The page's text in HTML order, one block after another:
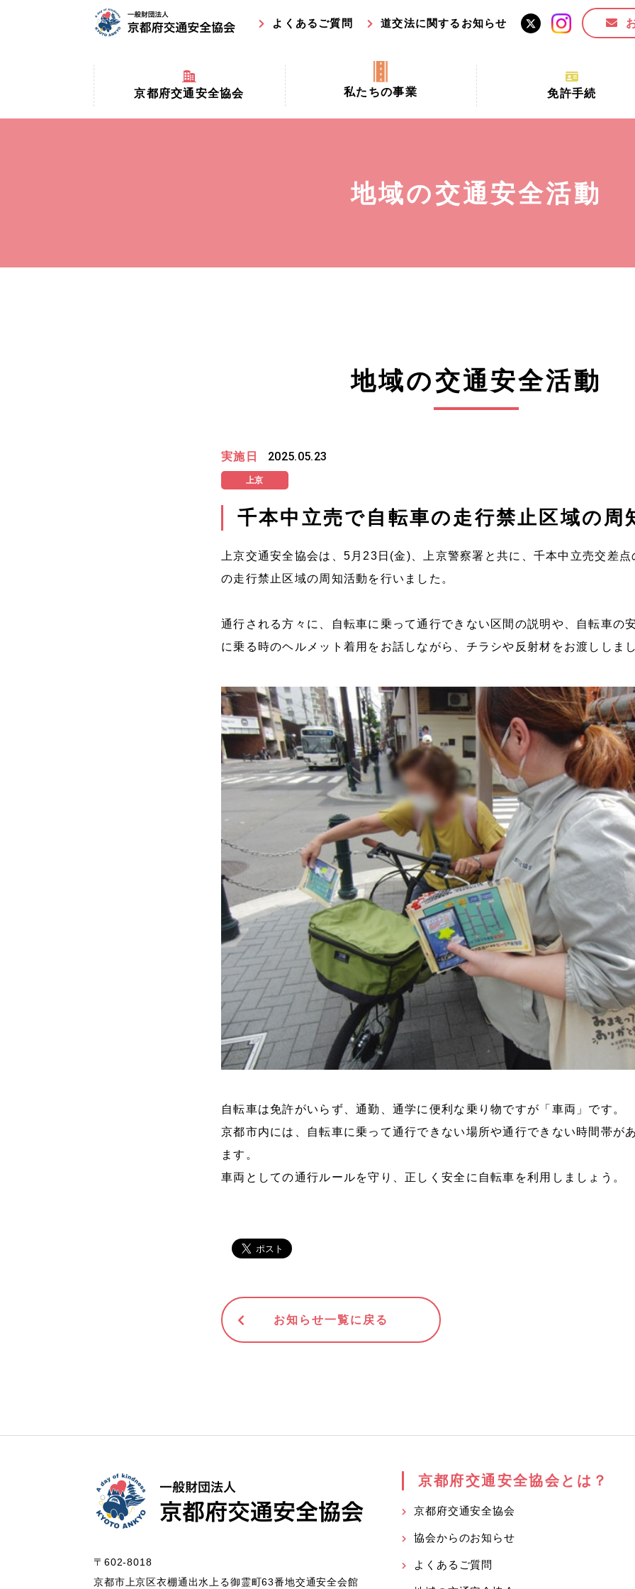
よくあるご質問 道交法に関するお知らせ
京都府交通安全協会
京都府交通安全協会とは？
私たちの事業
京都府交通安全活動推進センター事業
交通安全協力金の活用事業
免許手続
手続場所の対象者及び受
講習時間
地域の交通安全活動
地域の交通安全活動
実施日 2025.05.23
上京
千本中立売で自転車の走行禁止区域の周
上京交通安全協会は、5月23日(金)、上京警察署と共に、千本中立売交差
の走行禁止区域の周知活動を行いました。
通行される方々に、自転車に乗って通行できない区間の説明や、自転車の
に乗る時のヘルメット着用をお話しながら、チラシや反射材をお渡ししま
自転車は免許がいらず、通勤、通学に便利な乗り物ですが「車両」です。
京都市内には、自転車に乗って通行できない場所や通行できない時間帯が
ます。
車両としての通行ルールを守り、正しく安全に自転車を利用しましょう。
お知らせ一覧に戻る
〒602-8018
京都市上京区衣棚通出水上る御霊町63番地交通安全会館
京都府交通安全協会とは？
京都府交通安全協会
協会からのお知らせ
よくあるご質問